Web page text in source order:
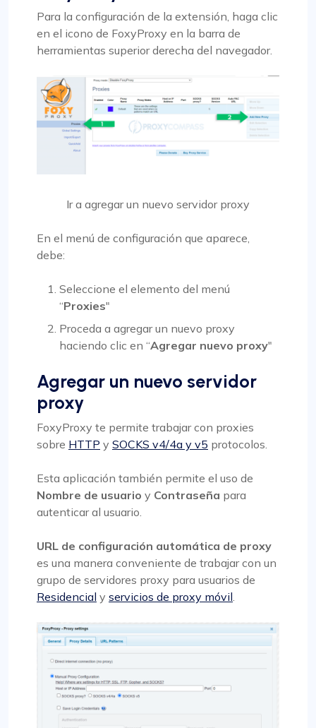
Para la configuración de la extensión, haga clic
en el icono de FoxyProxy en la barra de
herramientas superior derecha del navegador.
Ir a agregar un nuevo servidor proxy
En el menú de configuración que aparece,
debe:
Seleccione el elemento del menú
“Proxies"
Proceda a agregar un nuevo proxy
haciendo clic en “Agregar nuevo proxy"
Agregar un nuevo servidor
proxy
FoxyProxy te permite trabajar con proxies
sobre HTTP y SOCKS v4/4a y v5 protocolos.
Esta aplicación también permite el uso de
Nombre de usuario y Contraseña para
autenticar al usuario.
URL de configuración automática de proxy
es una manera conveniente de trabajar con un
grupo de servidores proxy para usuarios de
Residencial y servicios de proxy móvil